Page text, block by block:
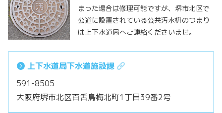
まった場合は修理可能ですが、堺市北区で
公道に設置されている公共汚水枡のつまり
は上下水道局へご連絡くださいませ。
上下水道局下水道施設課
591-8505
大阪府堺市北区百舌鳥梅北町1丁目39番2号